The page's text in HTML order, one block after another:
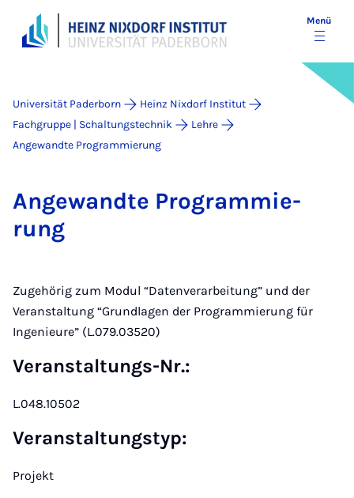
Menü
Universität Paderborn
Heinz Nixdorf Institut
Fachgruppe | Schaltungstechnik
Lehre
Angewandte Programmierung
An­ge­wand­te Pro­gram­mie­
rung
Zugehörig zum Modul “Datenverarbeitung” und der
Veranstaltung “Grundlagen der Programmierung für
Ingenieure” (L.079.03520)
Veranstaltungs-Nr.:
L.048.10502
Veranstaltungstyp:
Projekt